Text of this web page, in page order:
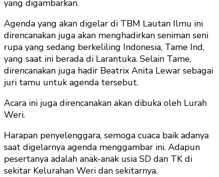
yang digambarkan.
Agenda yang akan digelar di TBM Lautan Ilmu ini
direncanakan juga akan menghadirkan seniman seni
rupa yang sedang berkeliling Indonesia, Tame Ind,
yang saat ini berada di Larantuka. Selain Tame,
direncanakan juga hadir Beatrix Anita Lewar sebagai
juri tamu untuk agenda tersebut.
Acara ini juga direncanakan akan dibuka oleh Lurah
Weri.
Harapan penyelenggara, semoga cuaca baik adanya
saat digelarnya agenda menggambar ini. Adapun
pesertanya adalah anak-anak usia SD dan TK di
sekitar Kelurahan Weri dan sekitarnya.